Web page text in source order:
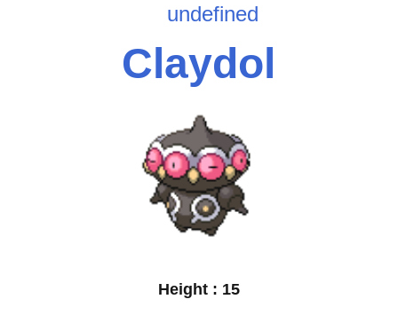
undefined
Claydol
Height : 15